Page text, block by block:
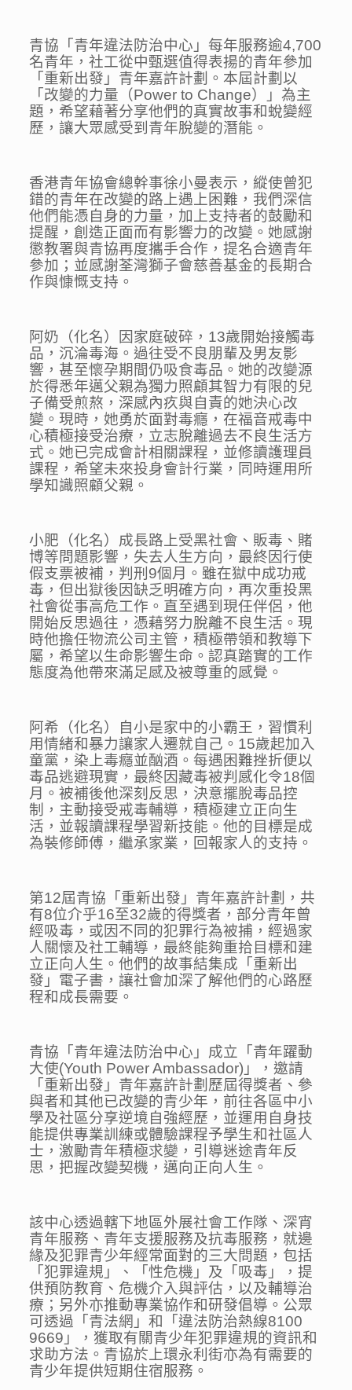
青協「青年違法防治中心」每年服務逾4,700
名青年，社工從中甄選值得表揚的青年參加
「重新出發」青年嘉許計劃。本屆計劃以
「改變的力量（Power to Change）」為主
題，希望藉著分享他們的真實故事和蛻變經
歷，讓大眾感受到青年脫變的潛能。
香港青年協會總幹事徐小曼表示，縱使曾犯
錯的青年在改變的路上遇上困難，我們深信
他們能憑自身的力量，加上支持者的鼓勵和
提醒，創造正面而有影響力的改變。她感謝
懲教署與青協再度攜手合作，提名合適青年
參加；並感謝荃灣獅子會慈善基金的長期合
作與慷慨支持。
阿奶（化名）因家庭破碎，13歲開始接觸毒
品，沉淪毒海。過往受不良朋輩及男友影
響，甚至懷孕期間仍吸食毒品。她的改變源
於得悉年邁父親為獨力照顧其智力有限的兒
子備受煎熬，深感內疚與自責的她決心改
變。現時，她勇於面對毒癮，在福音戒毒中
心積極接受治療，立志脫離過去不良生活方
式。她已完成會計相關課程，並修讀護理員
課程，希望未來投身會計行業，同時運用所
學知識照顧父親。
小肥（化名）成長路上受黑社會、販毒、賭
博等問題影響，失去人生方向，最終因行使
假支票被補，判刑9個月。雖在獄中成功戒
毒，但出獄後因缺乏明確方向，再次重投黑
社會從事高危工作。直至遇到現任伴侶，他
開始反思過往，憑藉努力脫離不良生活。現
時他擔任物流公司主管，積極帶領和教導下
屬，希望以生命影響生命。認真踏實的工作
態度為他帶來滿足感及被尊重的感覺。
阿希（化名）自小是家中的小霸王，習慣利
用情緒和暴力讓家人遷就自己。15歲起加入
童黨，染上毒癮並酗酒。每遇困難挫折便以
毒品逃避現實，最終因藏毒被判感化令18個
月。被補後他深刻反思，決意擺脫毒品控
制，主動接受戒毒輔導，積極建立正向生
活，並報讀課程學習新技能。他的目標是成
為裝修師傅，繼承家業，回報家人的支持。
第12屆青協「重新出發」青年嘉許計劃，共
有8位介乎16至32歲的得獎者，部分青年曾
經吸毒，或因不同的犯罪行為被捕，經過家
人關懷及社工輔導，最終能夠重拾目標和建
立正向人生。他們的故事結集成「重新出
發」電子書，讓社會加深了解他們的心路歷
程和成長需要。
青協「青年違法防治中心」成立「青年躍動
大使(Youth Power Ambassador)」，邀請
「重新出發」青年嘉許計劃歷屆得獎者、參
與者和其他已改變的青少年，前往各區中小
學及社區分享逆境自強經歷，並運用自身技
能提供專業訓練或體驗課程予學生和社區人
士，激勵青年積極求變，引導迷途青年反
思，把握改變契機，邁向正向人生。
該中心透過轄下地區外展社會工作隊、深宵
青年服務、青年支援服務及抗毒服務，就邊
緣及犯罪青少年經常面對的三大問題，包括
「犯罪違規」、「性危機」及「吸毒」，提
供預防教育、危機介入與評估，以及輔導治
療；另外亦推動專業協作和研發倡導。公眾
可透過「青法網」和「違法防治熱線8100
9669」，獲取有關青少年犯罪違規的資訊和
求助方法。青協於上環永利街亦為有需要的
青少年提供短期住宿服務。